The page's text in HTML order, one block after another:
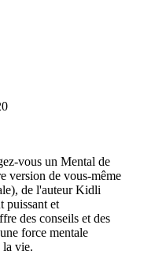
vous un Mental de
version de vous-même
de l'auteur Kidli
puissant et
des conseils et des
force mentale
la vie.